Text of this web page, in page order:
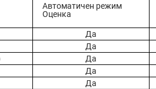
Автоматичен режим
Оценка
Да
Да
Да
Да
Да